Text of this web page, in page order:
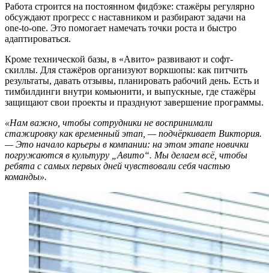
Работа строится на постоянном фидбэке: стажёры регулярно
обсуждают прогресс с наставником и разбирают задачи на
one-to-one. Это помогает намечать точки роста и быстро
адаптироваться.
Кроме технической базы, в «Авито» развивают и софт-
скиллы. Для стажёров организуют воркшопы: как питчить
результаты, давать отзывы, планировать рабочий день. Есть и
тимбилдинги внутри комьюнити, и выпускные, где стажёры
защищают свои проекты и празднуют завершение программы.
«Нам важно, чтобы сотрудники не воспринимали
стажировку как временный этап, — подчёркивает Виктория.
— Это начало карьеры в компании: на этом этапе новички
погружаются в культуру „Авито“. Мы делаем всё, чтобы
ребята с самых первых дней чувствовали себя частью
команды».